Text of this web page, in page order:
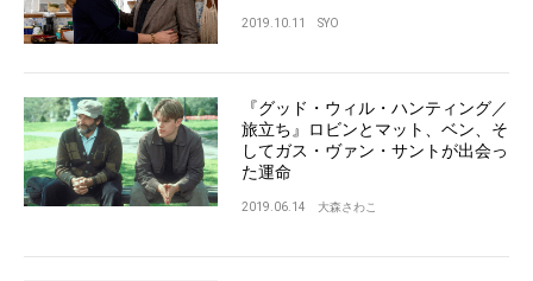
2019.10.11 SYO
『グッド・ウィル・ハンティング／
旅立ち』ロビンとマット、ベン、そ
してガス・ヴァン・サントが出会っ
た運命
2019.06.14 大森さわこ